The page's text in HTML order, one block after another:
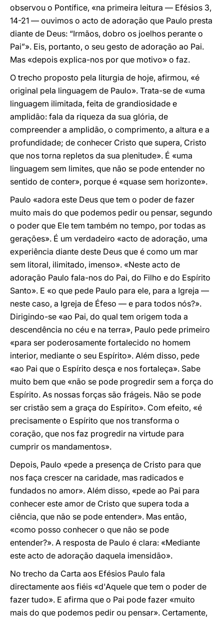
observou o Pontífice, «na primeira leitura — Efésios 3,
14-21 — ouvimos o acto de adoração que Paulo presta
diante de Deus: “Irmãos, dobro os joelhos perante o
Pai”». Eis, portanto, o seu gesto de adoração ao Pai.
Mas «depois explica-nos por que motivo» o faz.
O trecho proposto pela liturgia de hoje, afirmou, «é
original pela linguagem de Paulo». Trata-se de «uma
linguagem ilimitada, feita de grandiosidade e
amplidão: fala da riqueza da sua glória, de
compreender a amplidão, o comprimento, a altura e a
profundidade; de conhecer Cristo que supera, Cristo
que nos torna repletos da sua plenitude». É «uma
linguagem sem limites, que não se pode entender no
sentido de conter», porque é «quase sem horizonte».
Paulo «adora este Deus que tem o poder de fazer
muito mais do que podemos pedir ou pensar, segundo
o poder que Ele tem também no tempo, por todas as
gerações». É um verdadeiro «acto de adoração, uma
experiência diante deste Deus que é como um mar
sem litoral, ilimitado, imenso». «Neste acto de
adoração Paulo fala-nos do Pai, do Filho e do Espírito
Santo». E «o que pede Paulo para ele, para a Igreja —
neste caso, a Igreja de Éfeso — e para todos nós?».
Dirigindo-se «ao Pai, do qual tem origem toda a
descendência no céu e na terra», Paulo pede primeiro
«para ser poderosamente fortalecido no homem
interior, mediante o seu Espírito». Além disso, pede
«ao Pai que o Espírito desça e nos fortaleça». Sabe
muito bem que «não se pode progredir sem a força do
Espírito. As nossas forças são frágeis. Não se pode
ser cristão sem a graça do Espírito». Com efeito, «é
precisamente o Espírito que nos transforma o
coração, que nos faz progredir na virtude para
cumprir os mandamentos».
Depois, Paulo «pede a presença de Cristo para que
nos faça crescer na caridade, mas radicados e
fundados no amor». Além disso, «pede ao Pai para
conhecer este amor de Cristo que supera toda a
ciência, que não se pode entender». Mas então,
«como posso conhecer o que não se pode
entender?». A resposta de Paulo é clara: «Mediante
este acto de adoração daquela imensidão».
No trecho da Carta aos Efésios Paulo fala
directamente aos fiéis «d'Aquele que tem o poder de
fazer tudo». E afirma que o Pai pode fazer «muito
mais do que podemos pedir ou pensar». Certamente,